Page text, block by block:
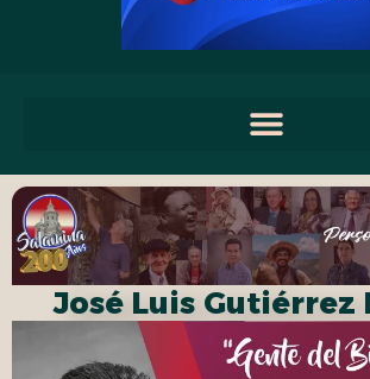
José Luis Gutiérrez